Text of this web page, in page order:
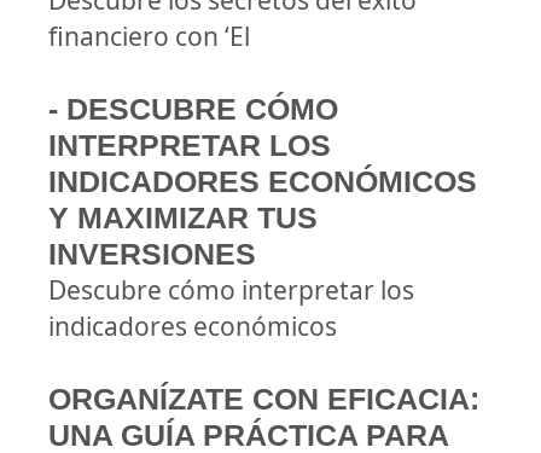
financiero con ‘El
- DESCUBRE CÓMO
INTERPRETAR LOS
INDICADORES ECONÓMICOS
Y MAXIMIZAR TUS
INVERSIONES
Descubre cómo interpretar los
indicadores económicos
ORGANÍZATE CON EFICACIA:
UNA GUÍA PRÁCTICA PARA